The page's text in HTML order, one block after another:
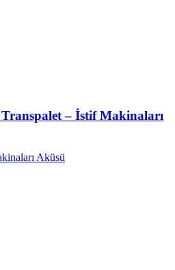
– İstif Makinaları
Aküsü